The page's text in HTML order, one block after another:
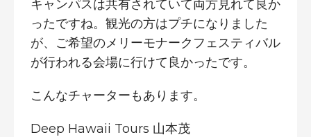
キャンパスは共有されていて両方見れて良か
ったですね。観光の方はプチになりました
が、ご希望のメリーモナークフェスティバル
が行われる会場に行けて良かったです。
こんなチャーターもあります。
Deep Hawaii Tours 山本茂